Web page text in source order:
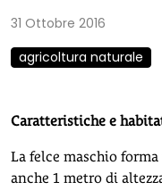
31 Ottobre 2016
agricoltura naturale
Caratteristiche e
La felce maschio
anche 1 metro di